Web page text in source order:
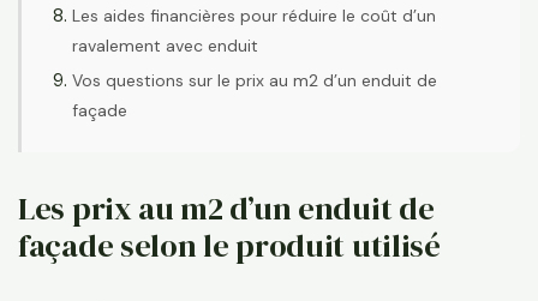
Les aides financières pour réduire le coût d’un
ravalement avec enduit
Vos questions sur le prix au m2 d’un enduit de
façade
Les prix au m2 d’un enduit de
façade selon le produit utilisé